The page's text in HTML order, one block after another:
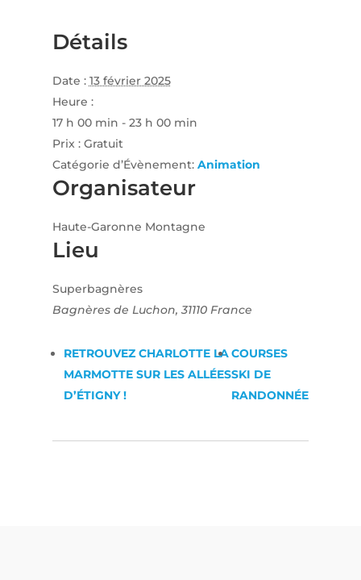
Détails
Date : 13 février 2025
Heure :
17 h 00 min - 23 h 00 min
Prix : Gratuit
Catégorie d’Évènement: Animation
Lieu
Superbagnères
Bagnères de Luchon, 31110 France
Organisateur
Haute-Garonne Montagne
RETROUVEZ CHARLOTTE LA
MARMOTTE SUR LES ALLÉES
D’ÉTIGNY !
COURSES
SKI DE
RANDONNÉE